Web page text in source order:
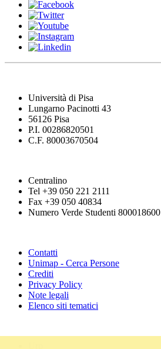
Università di Pisa
Lungarno Pacinotti 43
56126 Pisa
P.I. 00286820501
C.F. 80003670504
Centralino
Tel +39 050 221 2111
Fax +39 050 40834
Numero Verde Studenti 800018600
Contatti
Unimap - Cerca Persone
Crediti
Privacy Policy
Note legali
Elenco siti tematici